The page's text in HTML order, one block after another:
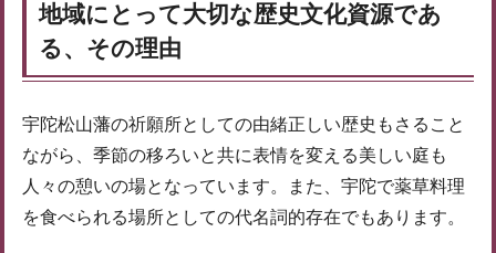
地域にとって大切な歴史文化資源であ
る、その理由
宇陀松山藩の祈願所としての由緒正しい歴史もさること
ながら、季節の移ろいと共に表情を変える美しい庭も
人々の憩いの場となっています。また、宇陀で薬草料理
を食べられる場所としての代名詞的存在でもあります。